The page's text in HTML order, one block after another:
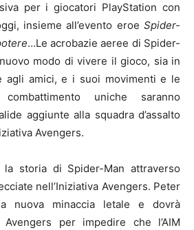
per i giocatori PlayStation con
insieme all’evento eroe Spider-
…Le acrobazie aeree di Spider-
modo di vivere il gioco, sia in
agli amici, e i suoi movimenti e le
uniche saranno
aggiunte alla squadra d’assalto
Avengers.
storia di Spider-Man attraverso
nell’Iniziativa Avengers. Peter
nuova minaccia letale e dovrà
per impedire che l’AIM